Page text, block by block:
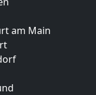
am Main